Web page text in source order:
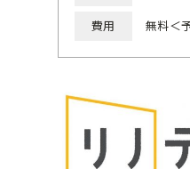
費用 無料＜